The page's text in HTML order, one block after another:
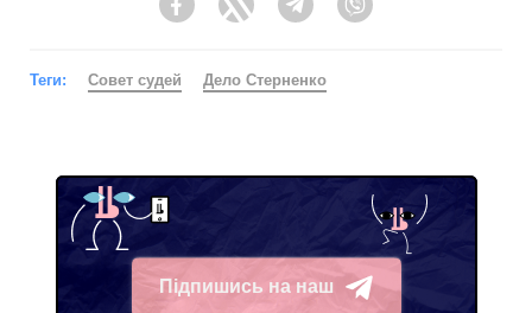
FacebookTwitter Telegram
Теги: Совет судей Дело Стерненко
Підпишись на наш
Telegram